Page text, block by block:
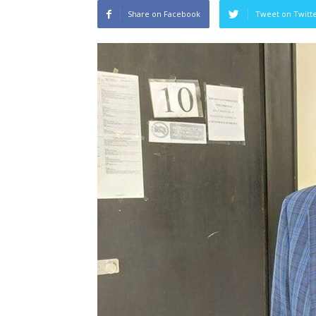
Share on Facebook Tweet on